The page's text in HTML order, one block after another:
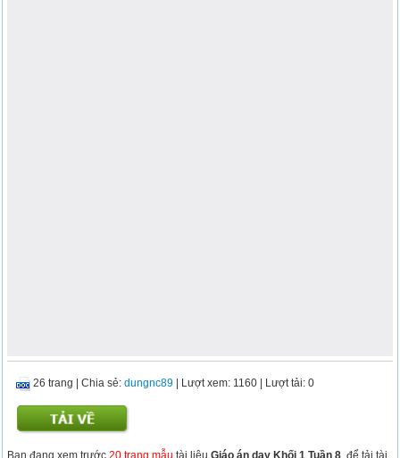
26 trang |Chia sẻ:dungnc89 | Lượt xem: 1160 | Lượt tải: 0
Bạn đang xem trước20 trang mẫu tài liệuGiáo án dạy Khối 1 Tuần 8 , để tải tài